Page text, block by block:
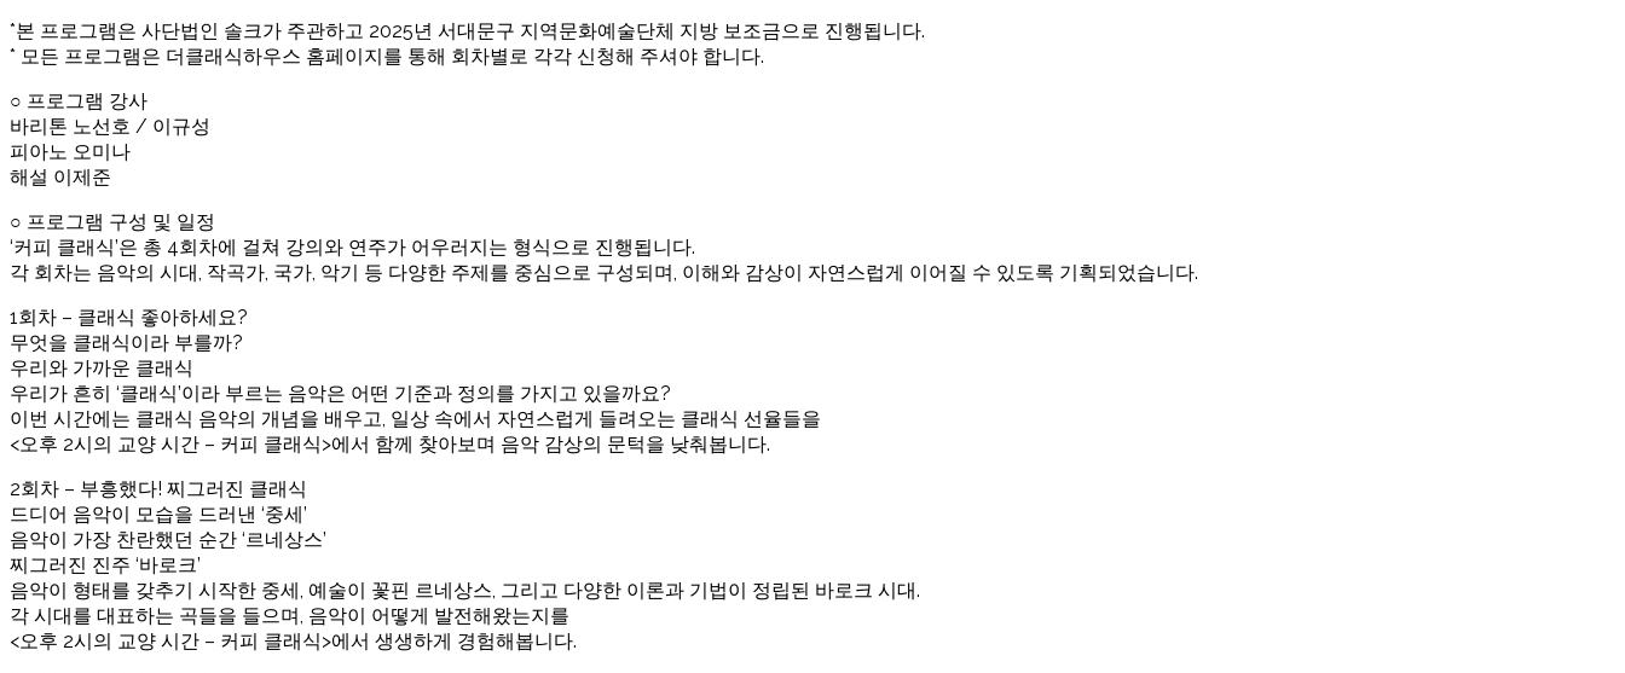
*본 프로그램은 사단법인 솔크가 주관하고 2025년 서대문구 지역문화예술단체 지방 보조금으로 진행됩니다.
* 모든 프로그램은 더클래식하우스 홈페이지를 통해 회차별로 각각 신청해 주셔야 합니다.
○ 프로그램 강사
바리톤 노선호 / 이규성
피아노 오미나
해설 이제준
○ 프로그램 구성 및 일정
‘커피 클래식’은 총 4회차에 걸쳐 강의와 연주가 어우러지는 형식으로 진행됩니다.
각 회차는 음악의 시대, 작곡가, 국가, 악기 등 다양한 주제를 중심으로 구성되며, 이해와 감상이 자연스럽게 이어질 수 있도록 기획되었습니다.
1회차 – 클래식 좋아하세요?
무엇을 클래식이라 부를까?
우리와 가까운 클래식
우리가 흔히 ‘클래식’이라 부르는 음악은 어떤 기준과 정의를 가지고 있을까요?
이번 시간에는 클래식 음악의 개념을 배우고, 일상 속에서 자연스럽게 들려오는 클래식 선율들을
<오후 2시의 교양 시간 – 커피 클래식>에서 함께 찾아보며 음악 감상의 문턱을 낮춰봅니다.
2회차 – 부흥했다! 찌그러진 클래식
드디어 음악이 모습을 드러낸 ‘중세’
음악이 가장 찬란했던 순간 ‘르네상스’
찌그러진 진주 ‘바로크’
음악이 형태를 갖추기 시작한 중세, 예술이 꽃핀 르네상스, 그리고 다양한 이론과 기법이 정립된 바로크 시대.
각 시대를 대표하는 곡들을 들으며, 음악이 어떻게 발전해왔는지를
<오후 2시의 교양 시간 – 커피 클래식>에서 생생하게 경험해봅니다.